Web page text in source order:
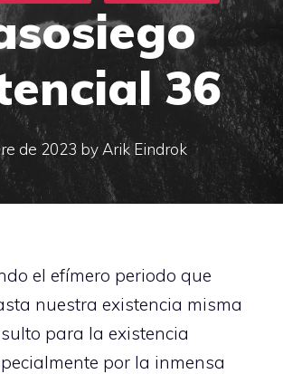
36
de 2023 byArik Eindrok
el efímero periodo que
nuestra existencia misma
para la existencia
por la inmensa